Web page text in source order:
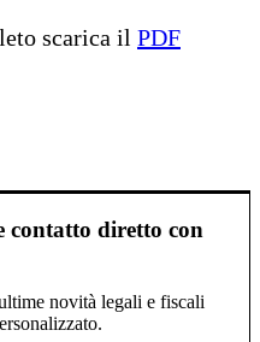
scarica il PDF
contatto diretto con
novità legali e fiscali